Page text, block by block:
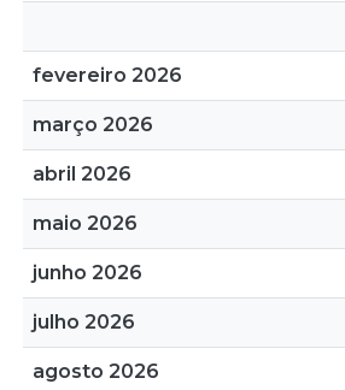
fevereiro 2026
março 2026
abril 2026
maio 2026
junho 2026
julho 2026
agosto 2026